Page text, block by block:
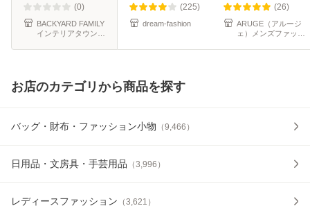
ルダーバック キャ
ンバス 布
(0)
BACKYARD FAMILY
インテリアタウン
店
ァスナー付き 撥水
通勤 収
(225)
dream-fashion
ズ レディース 斜め
がけ 斜め掛け オシ
ャレ ランチ
(26)
ARUGE（アルージ
ェ）メンズファッシ
お店のカテゴリから商品を探す
バッグ・財布・ファッション小物 （9,466 ）
日用品・文房具・手芸用品 （3,996 ）
レディースファッション （3,621 ）